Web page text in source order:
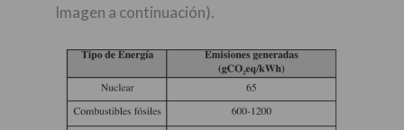
Imagen a continuación).